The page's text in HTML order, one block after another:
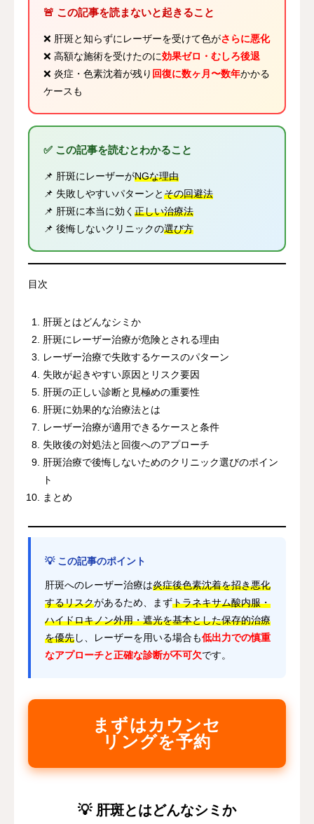
🚨 この記事を読まないと起きること
❌ 肝斑と知らずにレーザーを受けて色がさらに悪化
❌ 高額な施術を受けたのに効果ゼロ・むしろ後退
❌ 炎症・色素沈着が残り 回復に数ヶ月〜数年かかる
ケースも
✅ この記事を読むとわかること
📌 肝斑にレーザーがNGな理由
📌 失敗しやすいパターンとその回避法
📌 肝斑に本当に効く 正しい治療法
📌 後悔しないクリニックの選び方
目次
肝斑とはどんなシミか
肝斑にレーザー治療が危険とされる理由
レーザー治療で失敗するケースのパターン
失敗が起きやすい原因とリスク要因
肝斑の正しい診断と見極めの重要性
肝斑に効果的な治療法とは
レーザー治療が適用できるケースと条件
失敗後の対処法と回復へのアプローチ
肝斑治療で後悔しないためのクリニック選びのポイン
ト
まとめ
💡 この記事のポイント
肝斑へのレーザー治療は炎症後色素沈着を招き悪化
するリスクがあるため、まずトラネキサム酸内服・
ハイドロキノン外用・遮光を基本とした保存的治療
を優先し、レーザーを用いる場合も低出力での慎重
なアプローチと正確な診断が不可欠です。
まずはカウンセ
リングを予約
💡 肝斑とはどんなシミか